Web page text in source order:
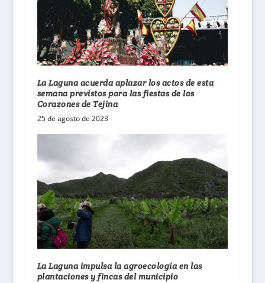
La Laguna acuerda aplazar los actos de esta
semana previstos para las fiestas de los
Corazones de Tejina
25 de agosto de 2023
La Laguna impulsa la agroecología en las
plantaciones y fincas del municipio